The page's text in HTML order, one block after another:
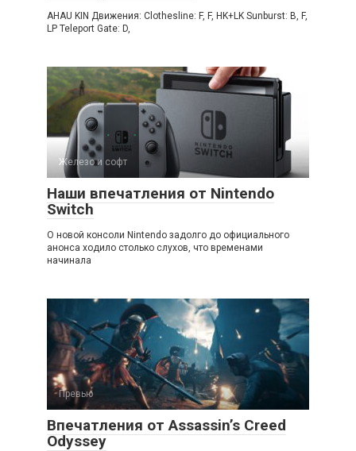
AHAU KIN Движения: Clothesline: F, F, HK+LK Sunburst: B, F,
LP Teleport Gate: D,
Железо и софт
Наши впечатления от Nintendo
Switch
О новой консоли Nintendo задолго до официального
анонса ходило столько слухов, что временами
начинала
Превью
Впечатления от Assassin’s Creed
Odyssey